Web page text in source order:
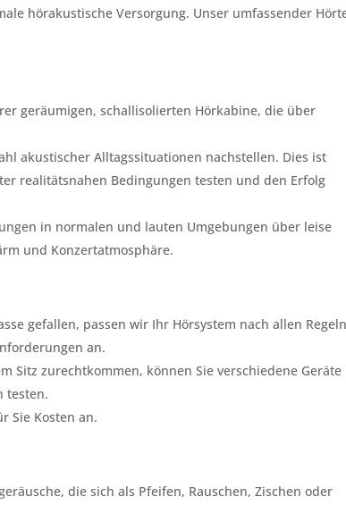
hörakustische Versorgung. Unser umfassender
geräumigen, schallisolierten Hörkabine, die über
akustischer Alltagssituationen nachstellen. Dies ist
realitätsnahen Bedingungen testen und den Erfolg
in normalen und lauten Umgebungen über leise
und Konzertatmosphäre.
gefallen, passen wir Ihr Hörsystem nach allen Regeln
an.
Sitz zurechtkommen, können Sie verschiedene Geräte
testen.
Sie Kosten an.
die sich als Pfeifen, Rauschen, Zischen oder